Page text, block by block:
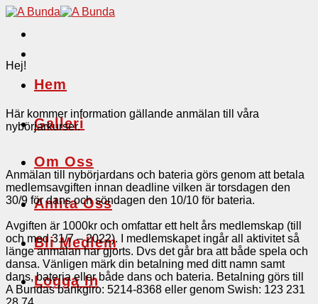
Skip
content
Hem
Galleri
Om Oss
Anlita Oss
Bli Medlem
Logga In
Hej!
Här kommer information gällande anmälan till våra
nybörjarkurser.
Anmälan till nybörjardans och bateria görs genom att betala
medlemsavgiften innan deadline vilken är torsdagen den
30/9 för dans och söndagen den 10/10 för bateria.
Avgiften är 1000kr och omfattar ett helt års medlemskap (till
och med 31/7 – 2022). I medlemskapet ingår all aktivitet så
länge anmälan har gjorts. Dvs det går bra att både spela och
dansa. Vänligen märk din betalning med ditt namn samt
dans, bateria eller både dans och bateria. Betalning görs till
A Bundas bankgiro: 5214-8368 eller genom Swish: 123 231